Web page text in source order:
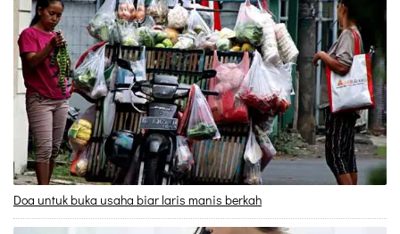
Doa untuk buka usaha biar laris manis berkah